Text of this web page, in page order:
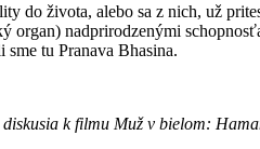
do života, alebo sa z nich, už
nadprirodzenými
tu Pranava Bhasina.
k filmu Muž v bielom: